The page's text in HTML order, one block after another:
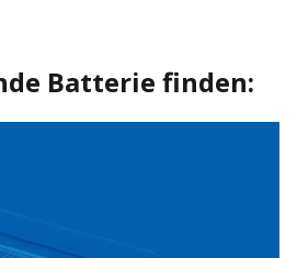
Batterie finden: